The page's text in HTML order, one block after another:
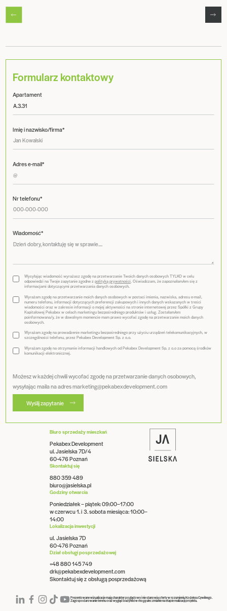
Biuro sprzedaży mieszkań
Pekabex Development
ul. Jasielska 7D/4
60-476 Poznań
Skontaktuj się
880 359 489
biuro@jasielska.pl
Godziny otwarcia
Poniedziałek – piątek: 09:00–17:00
w czerwcu 1. i 3. sobota miesiąca: 10:00–
14:00
Lokalizacja inwestycji
ul. Jasielska 7D
60-476 Poznań
Dział obsługi posprzedażowej
+48 880 145 749
drk@pekabexdevelopment.com
Skontaktuj się z obsługą posprzedażową
Formularz kontaktowy
Apartament
Imię i nazwisko/firma*
Adres e-mail*
Nr telefonu*
Wiadomość*
Wysyłając wiadomość wyrażasz zgodę na przetwarzanie Twoich danych osobowych TYLKO w celu
odpowiedzi na Twoje zapytanie zgodne zpolityką prywatności. Oświadczam, że zapoznałam/em się z
informacjami dotyczącymi przetwarzania danych osobowych.
Wyrażam zgodę na przetwarzanie moich danych osobowych w postaci imienia, nazwiska, adresu e-mail,
numeru telefonu, informacji dotyczących preferencji zakupowych i innych danych wskazanych w treści
wiadomości oraz w zakresie informacji o mojej aktywności na stronie internetowej przez Spółki z Grupy
Kapitałowej Pekabex w celach marketingu bezpośredniego produktów i usług. Zostałam/em
poinformowana/y, że w dowolnym momencie mam prawo wycofać zgodę na przetwarzanie moich danych
osobowych.
Wyrażam zgodę na prowadzenie marketingu bezpośredniego przy użyciu urządzeń telekomunikacyjnych, w
szczególności telefonu, przez Pekabex Development Sp. z o.o.
Wyrażam zgodę na otrzymanie informacji handlowych od Pekabex Development Sp. z o.o za pomocą środków
komunikacji elektronicznej.
Możesz w każdej chwili wycofać zgodę na przetwarzanie danych osobowych,
wysyłając maila na adres marketing@pekabexdevelopment.com
Wyślij zapytanie
Prezentowane wizualizacje mają charakter poglądowy i nie stanowią oferty w rozumieniu Kodeksu Cywilnego.
Zagospodarowanie terenu oraz wygląd budynków mogą ulec zmianie na etapie realizacji projektu.